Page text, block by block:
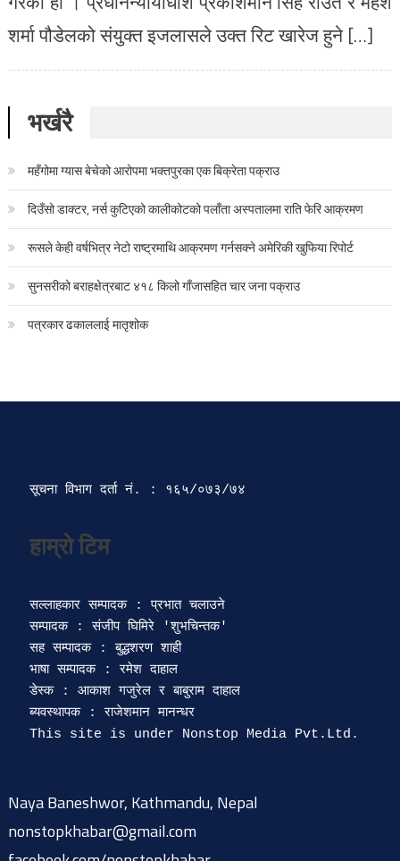
शर्मा पौडेलको संयुक्त इजलासले उक्त रिट खारेज हुने […]
भर्खरै
महँगोमा ग्यास बेचेको आरोपमा भक्तपुरका एक बिक्रेता पक्राउ
दिउँसो डाक्टर, नर्स कुटिएको कालीकोटको पलाँता अस्पतालमा राति फेरि आक्रमण
रूसले केही वर्षभित्र नेटो राष्ट्रमाथि आक्रमण गर्नसक्ने अमेरिकी खुफिया रिपोर्ट
सुनसरीको बराहक्षेत्रबाट ४१८ किलो गाँजासहित चार जना पक्राउ
पत्रकार ढकाललाई मातृशोक
सूचना विभाग दर्ता‍ नं. : १६५/०७३/७४
हाम्रो टिम
सल्लाहकार सम्पादक : प्रभात चलाउने
सम्पादक : संजीप घिमिरे 'शुभचिन्तक'
सह सम्पादक : बुद्धशरण शाही
भाषा सम्पादक : रमेश दाहाल
डेस्क : आकाश गजुरेल र बाबुराम दाहाल
ब्यवस्थापक : राजेशमान मानन्धर
Naya Baneshwor, Kathmandu, Nepal
nonstopkhabar@gmail.com